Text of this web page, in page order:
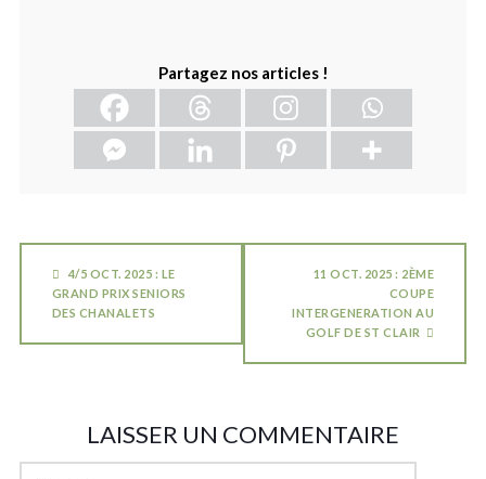
Partagez nos articles !
4/5 OCT. 2025 : LE
GRAND PRIX SENIORS
DES CHANALETS
11 OCT. 2025 : 2ÈME
COUPE
INTERGENERATION AU
GOLF DE ST CLAIR
LAISSER UN COMMENTAIRE